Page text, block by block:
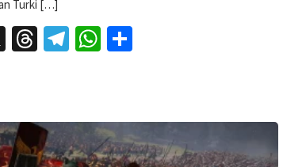
Turki […]
X Threads
Telegram
WhatsApp